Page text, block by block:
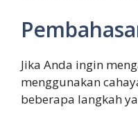
Jika Anda ingin
menggunakan
beberapa langkah